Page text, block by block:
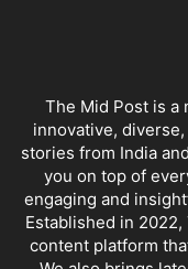
The Mid Post is a
innovative,
stories from India
you on top of
engaging and
Established in
content platform